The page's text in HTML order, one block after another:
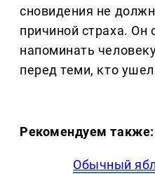
сновидения не
причиной страха. Он
напоминать
перед теми, кто
Рекомендуем также:
Обычный